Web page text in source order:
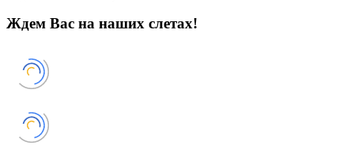
Ждем Вас на наших слетах!